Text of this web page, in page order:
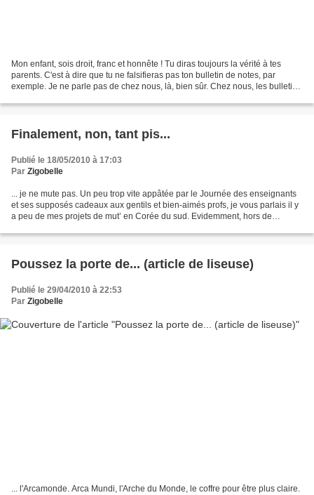
Mon enfant, sois droit, franc et honnête ! Tu diras toujours la vérité à tes
parents. C'est à dire que tu ne falsifieras pas ton bulletin de notes, par
exemple. Je ne parle pas de chez nous, là, bien sûr. Chez nous, les bulletins
Finalement, non, tant pis...
Publié le 18/05/2010 à 17:03
Par Zigobelle
... je ne mute pas. Un peu trop vite appâtée par le Journée des enseignants
et ses supposés cadeaux aux gentils et bien-aimés profs, je vous parlais il y
a peu de mes projets de mut’ en Corée du sud. Evidemment, hors de
Poussez la porte de... (article de liseuse)
Publié le 29/04/2010 à 22:53
Par Zigobelle
... l'Arcamonde. Arca Mundi, l'Arche du Monde, le coffre pour être plus claire.